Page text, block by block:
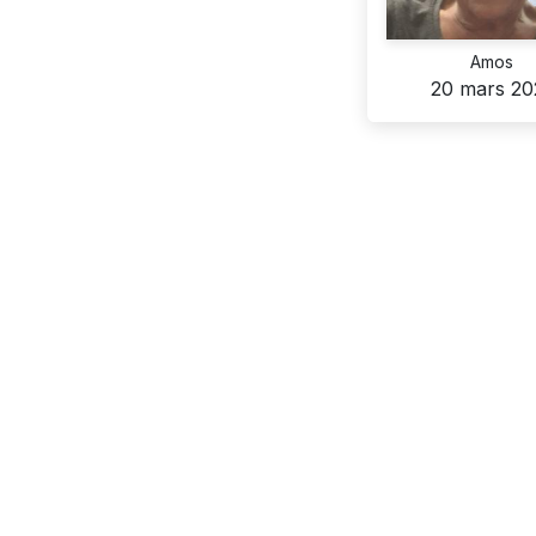
Amos
20 mars